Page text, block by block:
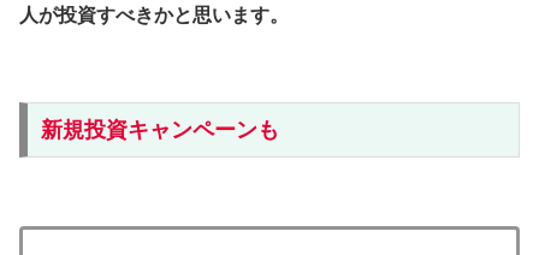
人が投資すべきかと思います。
新規投資キャンペーンも